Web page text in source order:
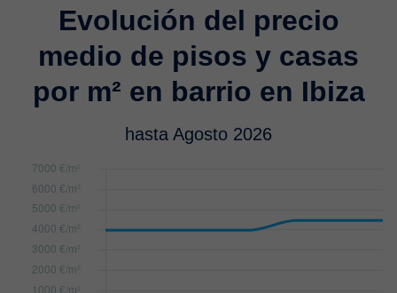
Evolución del precio
medio de pisos y casas
por m² en barrio en Ibiza
hasta Agosto 2026